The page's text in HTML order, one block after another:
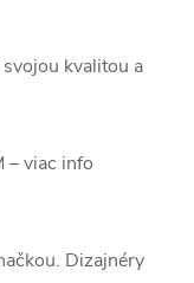
kvalitou a
– viac info
Dizajnéry